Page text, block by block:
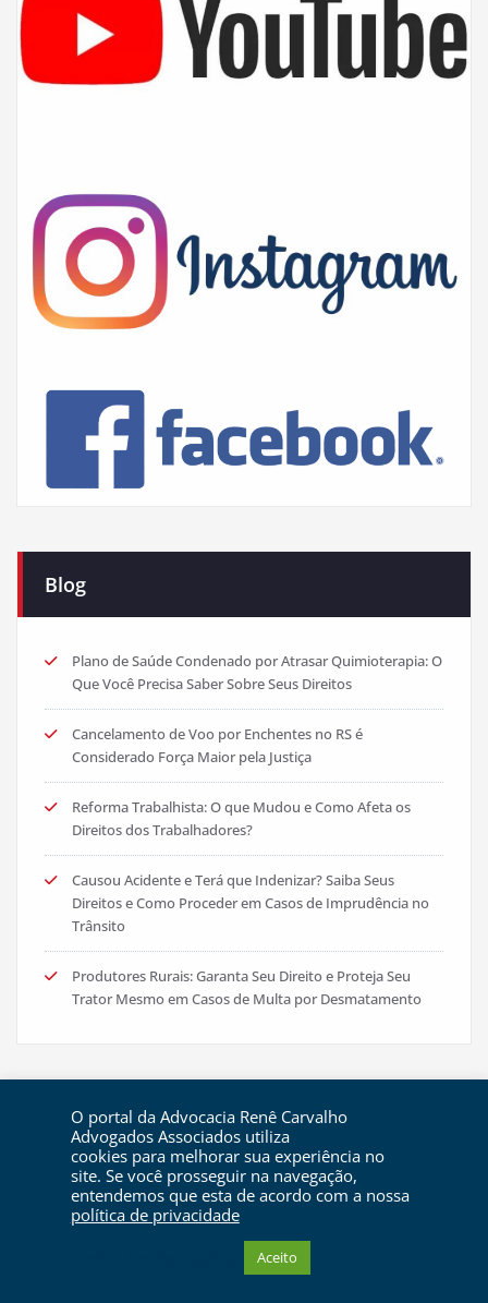
Blog
Plano de Saúde Condenado por Atrasar Quimioterapia: O
Que Você Precisa Saber Sobre Seus Direitos
Cancelamento de Voo por Enchentes no RS é
Considerado Força Maior pela Justiça
Reforma Trabalhista: O que Mudou e Como Afeta os
Direitos dos Trabalhadores?
Causou Acidente e Terá que Indenizar? Saiba Seus
Direitos e Como Proceder em Casos de Imprudência no
Trânsito
Produtores Rurais: Garanta Seu Direito e Proteja Seu
Trator Mesmo em Casos de Multa por Desmatamento
CriaAtiva
O portal da Advocacia Renê Carvalho
Advogados Associados utiliza
cookies para melhorar sua experiência no
site. Se você prosseguir na navegação,
entendemos que esta de acordo com a nossa
política de privacidade
Aceito